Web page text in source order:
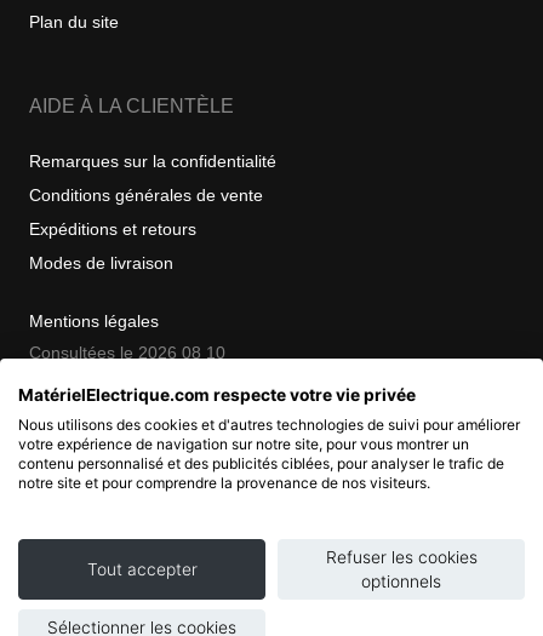
Plan du site
AIDE À LA CLIENTÈLE
Remarques sur la confidentialité
Conditions générales de vente
Expéditions et retours
Modes de livraison
Mentions légales
Consultées le 2026 08 10
COPYRIGHT
© 2007 - 2026 Nimbanet
MatérielElectrique.com respecte votre vie privée
Nous utilisons des cookies et d'autres technologies de suivi pour améliorer
votre expérience de navigation sur notre site, pour vous montrer un
contenu personnalisé et des publicités ciblées, pour analyser le trafic de
notre site et pour comprendre la provenance de nos visiteurs.
Tout accepter
Refuser les cookies
optionnels
Sélectionner les cookies